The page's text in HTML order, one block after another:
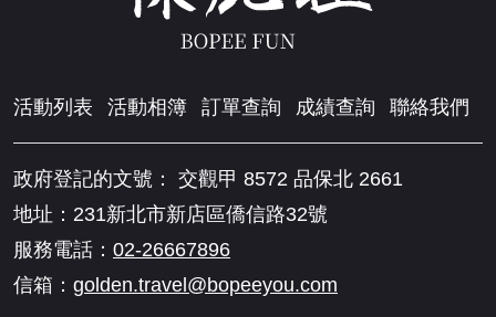
活動列表 活動相簿 訂單查詢 成績查詢 聯絡我們
政府登記的文號： 交觀甲 8572 品保北 2661
地址：231新北市新店區僑信路32號
服務電話： 02-26667896
信箱： golden.travel@bopeeyou.com